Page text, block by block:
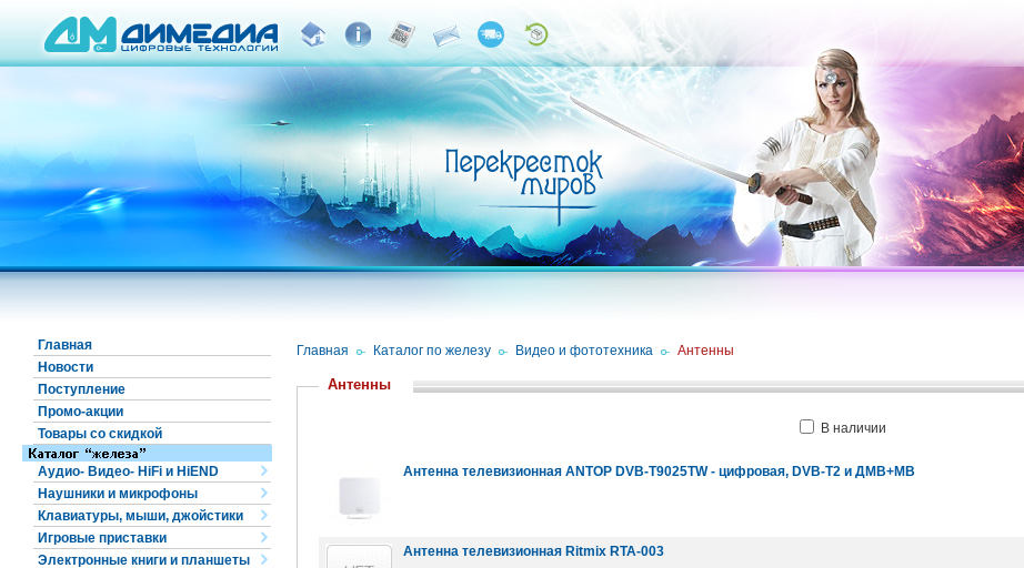
Главная
Новости
Поступление
Промо-акции
Товары со скидкой
Аудио- Видео- HiFi и HiEND
Наушники и микрофоны
Клавиатуры, мыши, джойстики
Игровые приставки
Электронные книги и планшеты
Главная / Каталог по железу / Видео и фототехника / Антенны
В наличии
Антенны
Антенна телевизионная ANTOP DVB-T9025TW - цифровая, DVB-T2 и ДМВ+МВ
Антенна телевизионная Ritmix RTA-003